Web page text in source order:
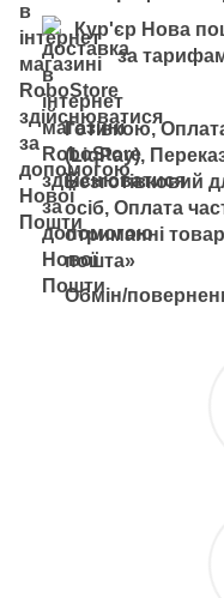
за тарифами
Готівкою,
(LiqPay),
Безготівковий
осіб, Оплата
отриманні
пошта»
Обмін/